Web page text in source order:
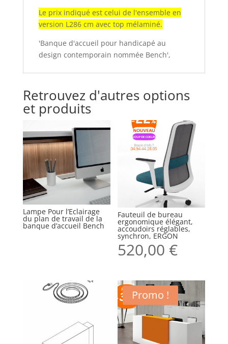
Le prix indiqué est celui de l'ensemble en
version L286 cm avec top mélaminé.
'Banque d'accueil pour handicapé au
design contemporain nommée Bench',
Retrouvez d'autres options
et produits
Lampe Pour l’Eclairage
du plan de travail de la
banque d’accueil Bench
Fauteuil de bureau
ergonomique élégant,
accoudoirs réglables,
synchron, ERGON
520,00€
Promo !